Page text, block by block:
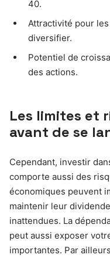
40.
Attractivité pour
diversifier.
Potentiel de
des actions.
Les limites et
avant de se
Cependant, investir
comporte aussi des
économiques peuvent
maintenir leur
inattendues. La
peut aussi exposer
importantes. Par